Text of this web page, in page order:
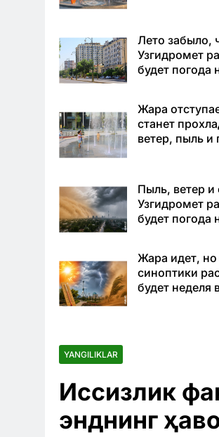
Лето забыло,
Узгидромет
будет погода
Жара
станет
ветер, пыль и
Пыль, ветер
Узгидромет
будет погода
Жара идет,
синоптики
будет неделя
YANGILIKLAR
Иссизлик
энднинг